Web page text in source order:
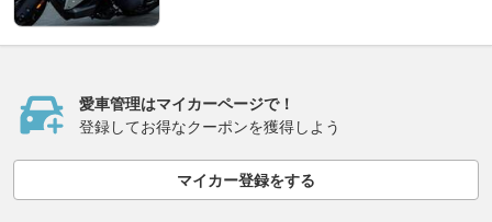
愛車管理はマイカーページで！
登録してお得なクーポンを獲得しよう
マイカー登録をする